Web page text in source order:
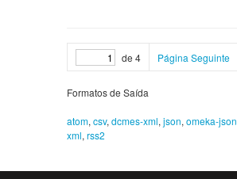
de 4 Página Seguinte
Formatos de Saída
atom, csv, dcmes-xml, json, omeka-json
xml, rss2